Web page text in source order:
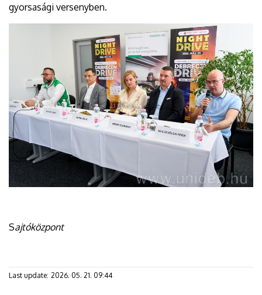
gyorsasági versenyben.
Sajtóközpont
Last update: 2026. 05. 21. 09:44